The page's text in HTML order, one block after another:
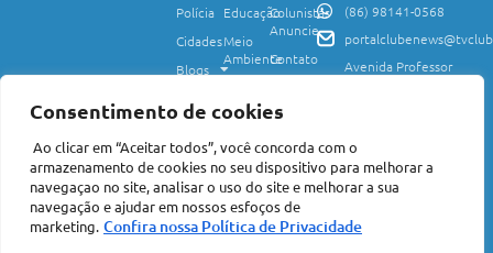
Consentimento de cookies
Ao clicar em “Aceitar todos”, você concorda com o
armazenamento de cookies no seu dispositivo para melhorar a
navegaçao no site, analisar o uso do site e melhorar a sua
navegação e ajudar em nossos esfoços de
marketing. Confira nossa Política de Privacidade
Polícia
Cidades
Blogs
Política
Concursos
e
Empregos
Educação
Meio
Ambiente
Saúde
Mundo
Agro
Nacional
Colunistas
Anuncie
Contato
de Uso
Transparência
e Igualdade
(86) 98141-0568
Avenida Professor
©2026 Portal Clube News – Todos Direitos Reservados | Avenida Professor